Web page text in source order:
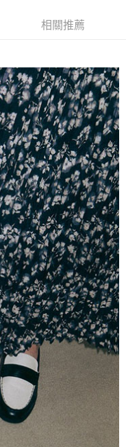
款截止日，確認付款後即完
哥付你分期系統評分，恕無
於每月結算日後寄送繳費提
／台灣大直營門市／銀行轉
下簡稱本公司）所提供，讓
並由商店將買賣／分期付款
單繳交帳款。
係目的，商店將以您的個人
大進項蒐集、處理及利用，
、核對及更正。
oppay.tw/userRule
。
。
跳轉至「AFTEE先享後付」
成結帳。
的連結，可透過四大超商／
交易完成。
若您需要取消訂單，請聯絡
為有效，需透過AFTEE先享
帳頁面顯示為準，若有關於
，請聯繫「AFTEE先享後付
support/home
先享後付」服務完成之交
將交易相關給付款項請求債
護人之同意方可使用
損失，本公司不負相關責
號之用戶狀況，依本公司即
情形，本公司將視審查結果
。若發現惡意使用之情形，
額度並採取法律行動。
相關推薦